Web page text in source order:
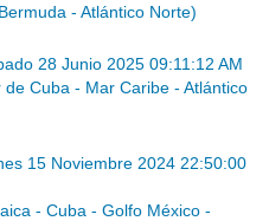
- Atlántico Norte)
28 Junio 2025 09:11:12 AM
Cuba - Mar Caribe - Atlántico
15 Noviembre 2024 22:50:00
- Cuba - Golfo México -